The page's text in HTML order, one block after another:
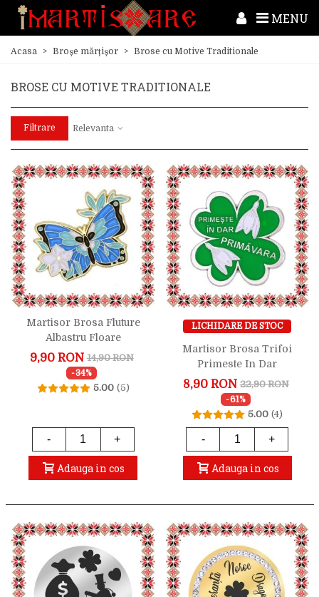
MENU
Acasa > Broșe mărțișor > Brose cu Motive Traditionale
BROSE CU MOTIVE TRADITIONALE
Filtrare Relevanta
Martisor Brosa Fluture
Albastru Floare
9,90 RON 14,90 RON
-34%
5.00 (5)
- +
Adauga in cos
LICHIDARE DE STOC
Martisor Brosa Trifoi
Primeste In Dar
Primavara
8,90 RON 22,90 RON
-61%
5.00 (4)
- +
Adauga in cos